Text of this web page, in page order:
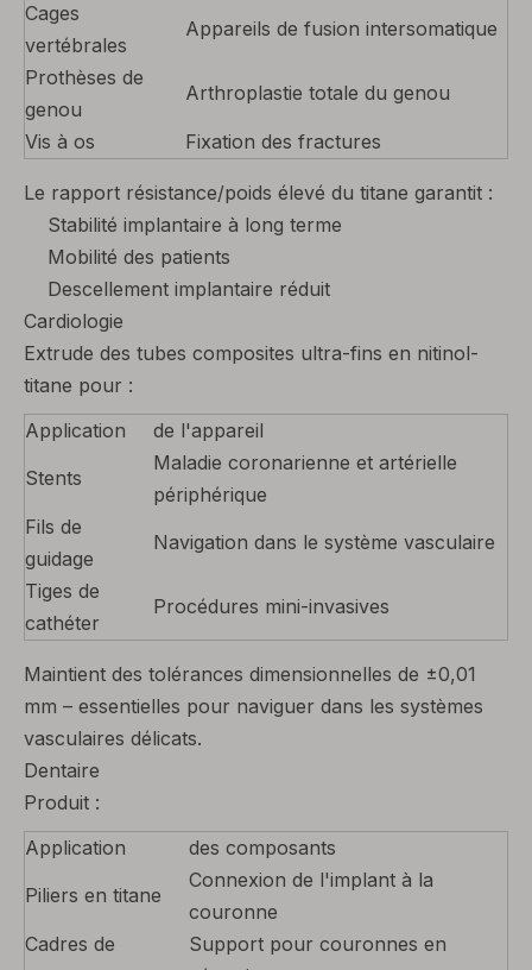
Cages
vertébrales
Appareils de fusion intersomatique
Prothèses de
genou
Arthroplastie totale du genou
Vis à os Fixation des fractures
Le rapport résistance/poids élevé du titane garantit :
Stabilité implantaire à long terme
Mobilité des patients
Descellement implantaire réduit
Cardiologie
Extrude des tubes composites ultra-fins en nitinol-
titane pour :
Application
de l'appareil
Stents
Maladie coronarienne et artérielle
périphérique
Fils de
guidage
Navigation dans le système vasculaire
Tiges de
cathéter
Procédures mini-invasives
Maintient des tolérances dimensionnelles de ±0,01
mm – essentielles pour naviguer dans les systèmes
vasculaires délicats.
Dentaire
Produit :
Application
des composants
Piliers en titane
Connexion de l'implant à la
couronne
Cadres de
Support pour couronnes en